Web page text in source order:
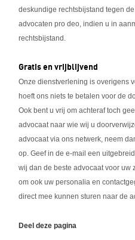
deskundige rechtsbijstand tegen
advocaten pro deo, indien u in
rechtsbijstand.
Gratis en vrijblijvend
Onze dienstverlening is overigens
hoeft ons niets te betalen voor de
Ook bent u vrij om achteraf toch
advocaat naar wie wij u
advocaat via ons netwerk, neem
op. Geef in de e-mail een
wij dan de beste advocaat voor uw
om ook uw personalia en
direct mee kunnen sturen naar de
Deel deze pagina